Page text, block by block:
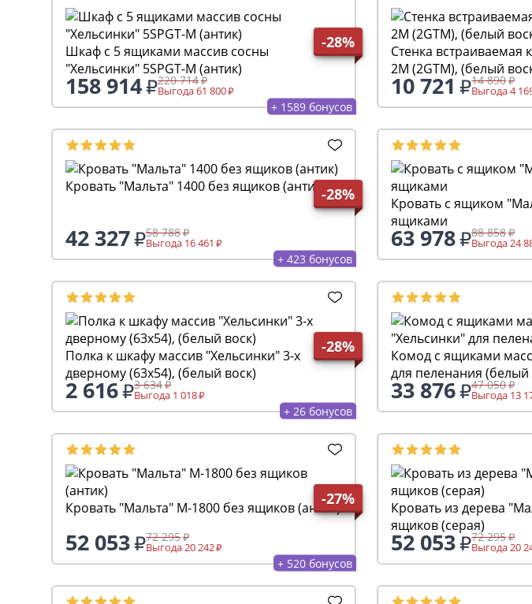
-28%
Шкаф с 5 ящиками массив сосны
"Хельсинки" 5SPGT-M (антик)
158 914 220 714
Выгода 61 800
+ 1589 бонусов
Стенка встраиваемая
2M (2GTM), (белый
10 721 14 890
Выгода 4
-28%
Кровать "Мальта" 1400 без ящиков (антик)
42 327 58 788
Выгода 16 461
+ 423 бонусов
Кровать с ящиком
ящиками
63 978 88 858
Выгода 24
-28%
Полка к шкафу массив "Хельсинки" 3-х
дверному (63x54), (белый воск)
2 616 3 634
Выгода 1 018
+ 26 бонусов
Комод с ящиками
для пеленания (белый
33 876 47 050
Выгода 13
-27%
Кровать "Мальта" М-1800 без ящиков (антик)
52 053 72 295
Выгода 20 242
+ 520 бонусов
Кровать из дерева
ящиков (серая)
52 053 72 295
Выгода 20